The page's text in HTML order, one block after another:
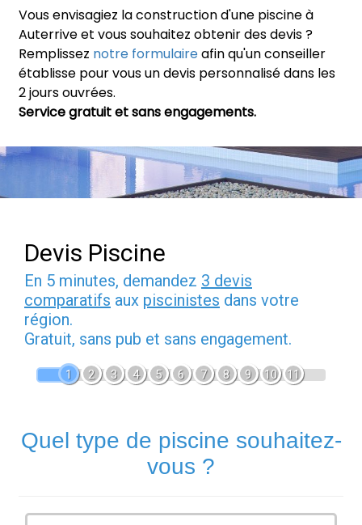
Vous envisagiez la construction d'une piscine à
Auterrive et vous souhaitez obtenir des devis ?
Remplissez notre formulaireafin qu'un conseiller
établisse pour vous un devis personnalisé dans les
2 jours ouvrées.
Service gratuit et sans engagements.
Devis Piscine
En 5 minutes, demandez 3 devis
comparatifs aux piscinistes dans votre
région.
Gratuit, sans pub et sans engagement.
1 2 3 4 5 6 7 8 9 10 11
Quel type de piscine souhaitez-
vous ?